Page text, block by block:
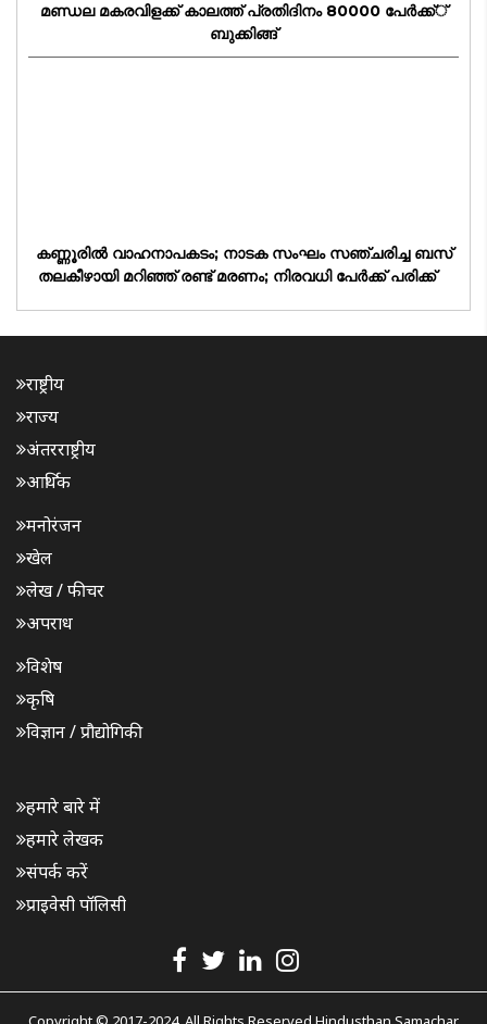
മണ്ഡല മകരവിളക്ക് കാലത്ത് പ്രതിദിനം 80000 പേര്‍ക്ക്്
ബുക്കിങ്ങ്
കണ്ണൂരിൽ വാഹനാപകടം; നാടക സംഘം സഞ്ചരിച്ച ബസ്
തലകീഴായി മറിഞ്ഞ് രണ്ട് മരണം; നിരവധി പേർക്ക് പരിക്ക്
राष्ट्रीय
राज्य
अंतरराष्ट्रीय
आर्थिक
मनोरंजन
खेल
लेख / फीचर
अपराध
विशेष
कृषि
विज्ञान / प्रौद्योगिकी
हमारे बारे में
हमारे लेखक
संपर्क करें
प्राइवेसी पॉलिसी